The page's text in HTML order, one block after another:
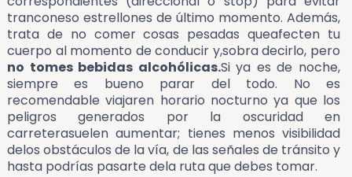
tranconeso estrellones de último momento. Además,
trata de no comer cosas pesadas queafecten tu
cuerpo al momento de conducir y,sobra decirlo, pero
no tomes bebidas alcohólicas.Si ya es de noche,
siempre es bueno parar del todo. No es
recomendable viajaren horario nocturno ya que los
peligros generados por la oscuridad en
carreterasuelen aumentar; tienes menos visibilidad
delos obstáculos de la vía, de las señales de tránsito y
hasta podrías pasarte dela ruta que debes tomar.